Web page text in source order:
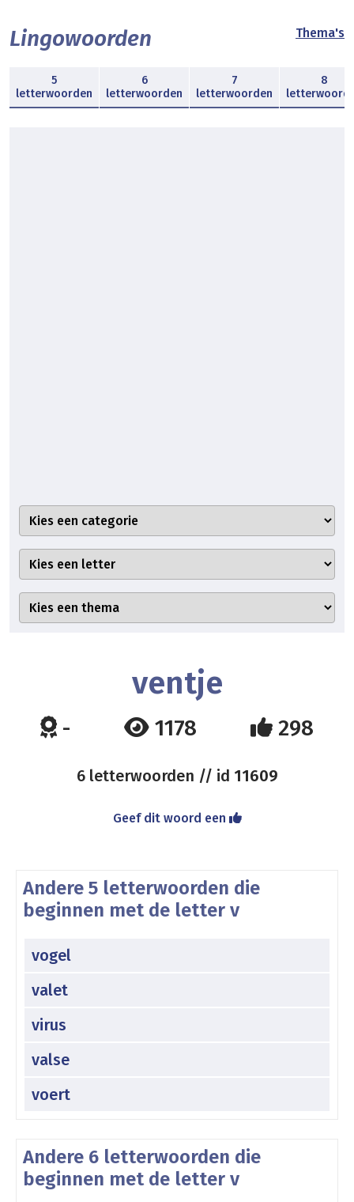
Lingowoorden Thema's
5
letterwoorden
6
letterwoorden
7
letterwoorden
8
ventje
- 1178 298
6 letterwoorden // id 11609
Geef dit woord een
Andere 5 letterwoorden die
beginnen met de letter v
vogel
valet
virus
valse
voert
Andere 6 letterwoorden die
beginnen met de letter v